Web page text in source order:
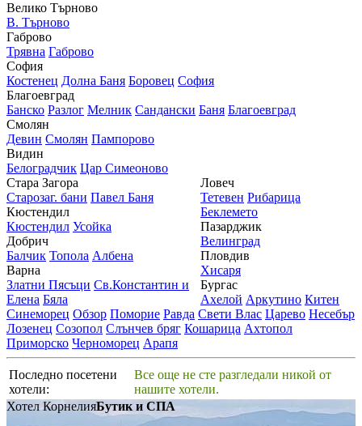
Велико Търново
В. Търново
Габрово
Трявна Габрово
София
Костенец Долна Баня Боровец София
Благоевград
Банско Разлог Мелник Сандански Баня Благоевград
Смолян
Девин Смолян Пампорово
Видин
Белоградчик Цар Симеоново
Стара Загора
Старозаг. бани Павел Баня
Кюстендил
Кюстендил Усойка
Добрич
Балчик Топола Албена
Варна
Златни Пясъци Св.Константин и
Елена Бяла
Ловеч
Тетевен Рибарица
Беклемето
Пазарджик
Велинград
Пловдив
Хисаря
Бургас
Ахелой Аркутино Китен
Синеморец Обзор Поморие Равда Свети Влас Царево Несебър
Лозенец Созопол Слънчев бряг Кошарица Ахтопол
Приморско Черноморец Арапя
Последно посетени
хотели:
Все още не сте разгледали никой от
нашите хотели.
Хотел КорнелияБутик и СПА